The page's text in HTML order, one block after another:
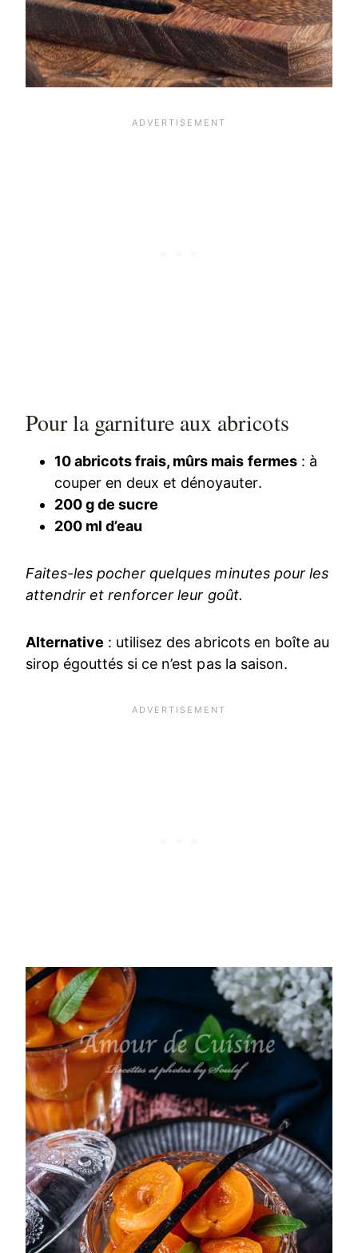
Pour la garniture aux abricots
10 abricots frais, mûrs mais fermes: à
couper en deux et dénoyauter.
200 g de sucre
200 ml d’eau
Faites-les pocher quelques minutes pour les
attendrir et renforcer leur goût.
Alternative : utilisez des abricots en boîte au
sirop égouttés si ce n’est pas la saison.